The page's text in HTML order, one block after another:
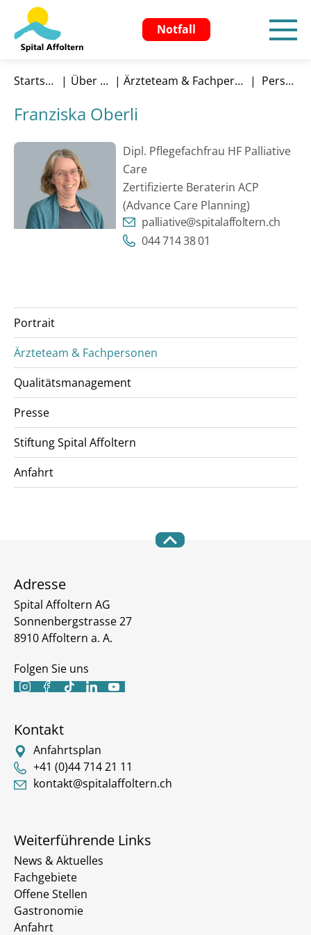
Notfall
Startseite Über uns Ärzteteam & Fachpersonen Person
Franziska Oberli
Dipl. Pflegefachfrau HF Palliative
Care
Zertifizierte Beraterin ACP
(Advance Care Planning)
palliative@spitalaffoltern.ch
044 714 38 01
Portrait
Ärzteteam & Fachpersonen
Qualitätsmanagement
Presse
Stiftung Spital Affoltern
Anfahrt
Adresse
Spital Affoltern AG
Sonnenbergstrasse 27
8910 Affoltern a. A.
Folgen Sie uns
    
Kontakt
Anfahrtsplan
+41 (0)44 714 21 11
kontakt@spitalaffoltern.ch
Weiterführende Links
News & Aktuelles
Fachgebiete
Offene Stellen
Gastronomie
Anfahrt